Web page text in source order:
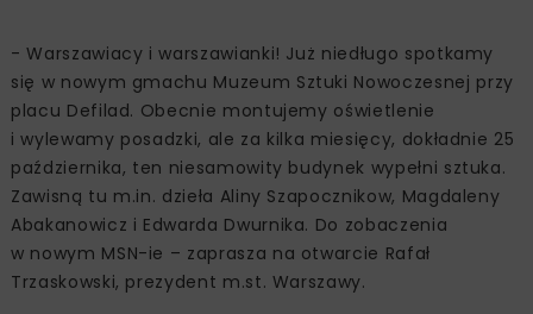
- Warszawiacy i warszawianki! Już niedługo spotkamy
się w nowym gmachu Muzeum Sztuki Nowoczesnej przy
placu Defilad. Obecnie montujemy oświetlenie
i wylewamy posadzki, ale za kilka miesięcy, dokładnie 25
października, ten niesamowity budynek wypełni sztuka.
Zawisną tu m.in. dzieła Aliny Szapocznikow, Magdaleny
Abakanowicz i Edwarda Dwurnika. Do zobaczenia
w nowym MSN-ie – zaprasza na otwarcie Rafał
Trzaskowski, prezydent m.st. Warszawy.